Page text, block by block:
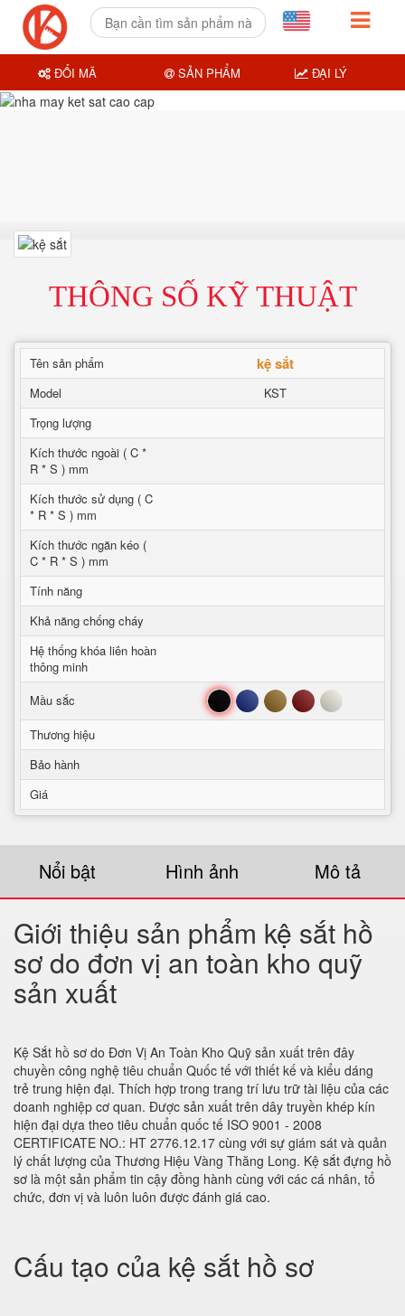
THÔNG SỐ KỸ THUẬT
Tên sản phẩm kệ sắt
Model
KST
Trọng lượng
Kích thước ngoài ( C *
R * S ) mm
Kích thước sử dụng ( C
* R * S ) mm
Kích thước ngăn kéo (
C * R * S ) mm
Tính năng
Khả năng chống cháy
Hệ thống khóa liên hoàn
thông minh
Mầu sắc
Đen Xanh Nâu Đỏ Trắng
Thương hiệu
Bảo hành
Giá
Nổi bật Hình ảnh Mô tả
Giới thiệu sản phẩm kệ sắt hồ
sơ do đơn vị an toàn kho quỹ
sản xuất
Kệ Sắt hồ sơ do Đơn Vị An Toàn Kho Quỹ sản xuất trên đây
chuyền công nghệ tiêu chuẩn Quốc tế với thiết kế và kiểu dáng
trẻ trung hiện đại. Thích hợp trong trang trí lưu trữ tài liệu của các
doanh nghiệp cơ quan. Được sản xuất trên dây truyền khép kín
hiện đại dựa theo tiêu chuẩn quốc tế ISO 9001 - 2008
CERTIFICATE NO.: HT 2776.12.17 cùng với sự giám sát và quản
lý chất lượng của Thương Hiệu Vàng Thăng Long. Kệ sắt đựng hồ
sơ là một sản phẩm tin cậy đồng hành cùng với các cá nhân, tổ
chức, đơn vị và luôn luôn được đánh giá cao.
Cấu tạo của kệ sắt hồ sơ
ĐỔI MÃ SẢN PHẨM ĐẠI LÝ